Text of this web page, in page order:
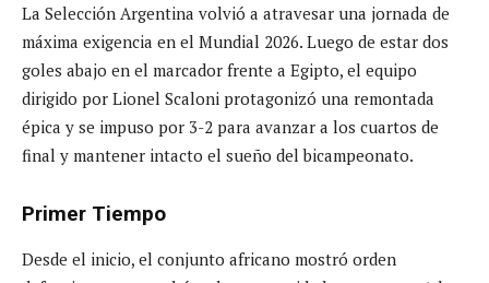
La Selección Argentina volvió a atravesar una jornada de
máxima exigencia en el Mundial 2026. Luego de estar dos
goles abajo en el marcador frente a Egipto, el equipo
dirigido por Lionel Scaloni protagonizó una remontada
épica y se impuso por 3-2 para avanzar a los cuartos de
final y mantener intacto el sueño del bicampeonato.
Primer Tiempo
Desde el inicio, el conjunto africano mostró orden